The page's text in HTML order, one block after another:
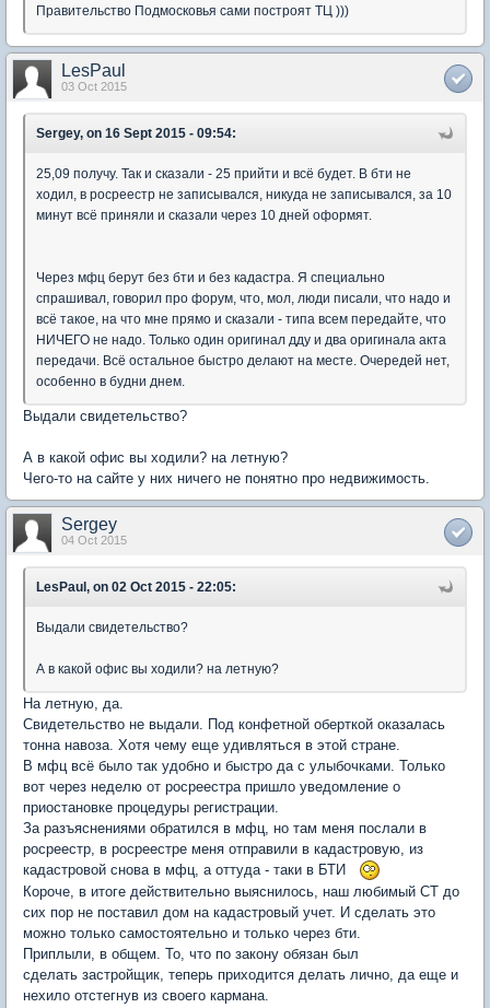
Правительство Подмосковья сами построят ТЦ )))
LesPaul
03 Oct 2015
Sergey, on 16 Sept 2015 - 09:54:
25,09 получу. Так и сказали - 25 прийти и всё будет. В бти не
ходил, в росреестр не записывался, никуда не записывался, за 10
минут всё приняли и сказали через 10 дней оформят.
Через мфц берут без бти и без кадастра. Я специально
спрашивал, говорил про форум, что, мол, люди писали, что надо и
всё такое, на что мне прямо и сказали - типа всем передайте, что
НИЧЕГО не надо. Только один оригинал дду и два оригинала акта
передачи. Всё остальное быстро делают на месте. Очередей нет,
особенно в будни днем.
Выдали свидетельство?
А в какой офис вы ходили? на летную?
Чего-то на сайте у них ничего не понятно про недвижимость.
Sergey
04 Oct 2015
LesPaul, on 02 Oct 2015 - 22:05:
Выдали свидетельство?
А в какой офис вы ходили? на летную?
На летную, да.
Свидетельство не выдали. Под конфетной оберткой оказалась
тонна навоза. Хотя чему еще удивляться в этой стране.
В мфц всё было так удобно и быстро да с улыбочками. Только
вот через неделю от росреестра пришло уведомление о
приостановке процедуры регистрации.
За разъяснениями обратился в мфц, но там меня послали в
росреестр, в росреестре меня отправили в кадастровую, из
кадастровой снова в мфц, а оттуда - таки в БТИ
Короче, в итоге действительно выяснилось, наш любимый СТ до
сих пор не поставил дом на кадастровый учет. И сделать это
можно только самостоятельно и только через бти.
Приплыли, в общем. То, что по закону обязан был
сделать застройщик, теперь приходится делать лично, да еще и
нехило отстегнув из своего кармана.